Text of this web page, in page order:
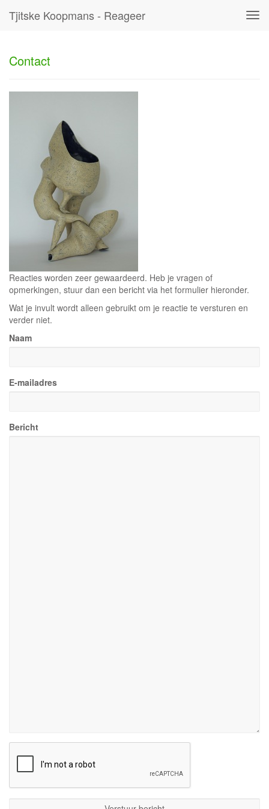
Tjitske Koopmans - Reageer
Contact
Reacties worden zeer gewaardeerd. Heb je vragen of
opmerkingen, stuur dan een bericht via het formulier hieronder.
Wat je invult wordt alleen gebruikt om je reactie te versturen en
verder niet.
Naam
E-mailadres
Bericht